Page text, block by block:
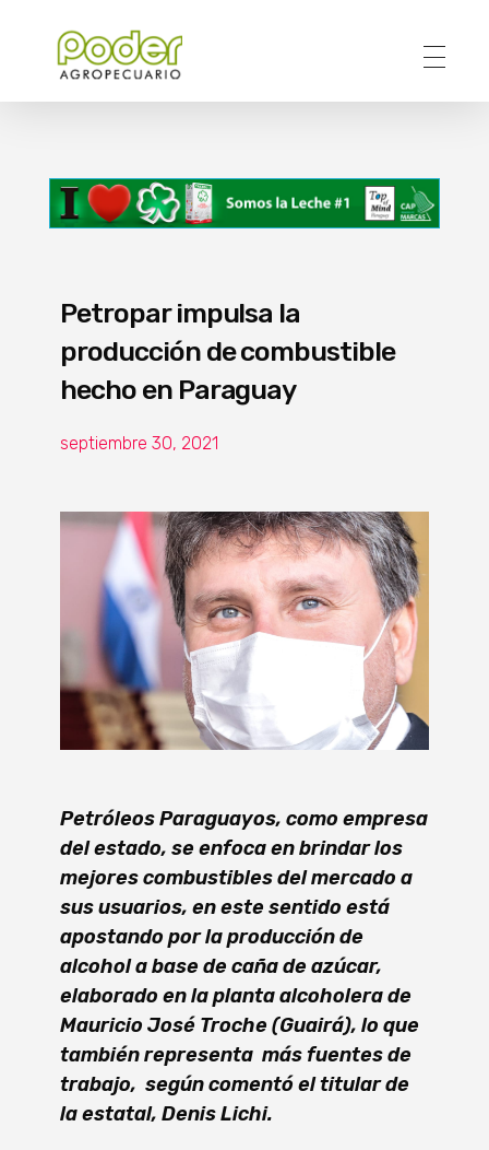
Petropar impulsa la
producción de combustible
hecho en Paraguay
septiembre 30, 2021
Petróleos Paraguayos, como empresa
del estado, se enfoca en brindar los
mejores combustibles del mercado a
sus usuarios, en este sentido está
apostando por la producción de
alcohol a base de caña de azúcar,
elaborado en la planta alcoholera de
Mauricio José Troche (Guairá), lo que
también representa más fuentes de
trabajo, según comentó el titular de
la estatal, Denis Lichi.